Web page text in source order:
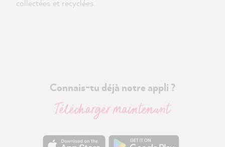
collectées et recyclées.
Connais-tu déjà notre appli ?
Télécharger maintenant